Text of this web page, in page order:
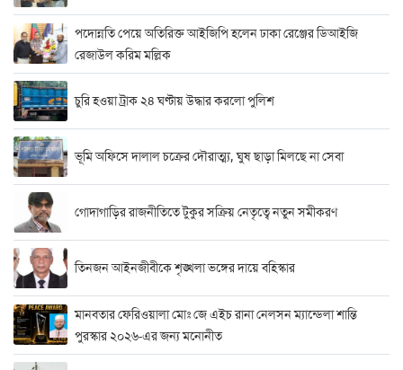
পদোন্নতি পেয়ে অতিরিক্ত আইজিপি হলেন ঢাকা রেঞ্জের ডিআইজি
রেজাউল করিম মল্লিক
চুরি হওয়া ট্রাক ২৪ ঘণ্টায় উদ্ধার করলো পুলিশ
ভূমি অফিসে দালাল চক্রের দৌরাত্ম্য, ঘুষ ছাড়া মিলছে না সেবা
গোদাগাড়ির রাজনীতিতে টুকুর সক্রিয় নেতৃত্বে নতুন সমীকরণ
তিনজন আইনজীবীকে শৃঙ্খলা ভঙ্গের দায়ে বহিস্কার
মানবতার ফেরিওয়ালা মোঃ জে এইচ রানা নেলসন ম্যান্ডেলা শান্তি
পুরস্কার ২০২৬-এর জন্য মনোনীত